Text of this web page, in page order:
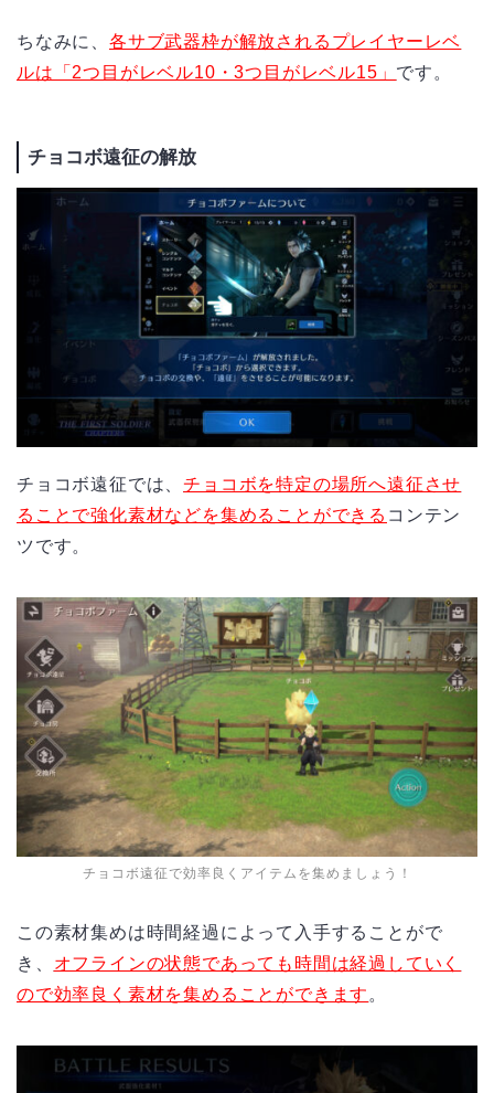
ちなみに、 各サブ武器枠が解放されるプレイヤーレベ
ルは「2つ目がレベル10・3つ目がレベル15」 です。
チョコボ遠征の解放
チョコボ遠征では、チョコボを特定の場所へ遠征させ
ることで強化素材などを集めることができる コンテン
ツです。
チョコボ遠征で効率良くアイテムを集めましょう！
この素材集めは時間経過によって入手することがで
き、 オフラインの状態であっても時間は経過していく
ので効率良く素材を集めることができます 。